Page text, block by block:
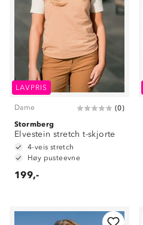
LAVPRIS
Dame (0)
Stormberg
Elvestein stretch t-skjorte
4-veis stretch
Høy pusteevne
199,-